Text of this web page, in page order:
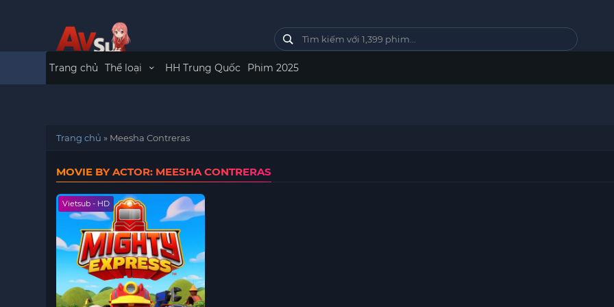
Trang chủ Thể loại HH Trung Quốc Phim 2025
Trang chủ » Meesha Contreras
MOVIE BY ACTOR: MEESHA CONTRERAS
Vietsub - HD